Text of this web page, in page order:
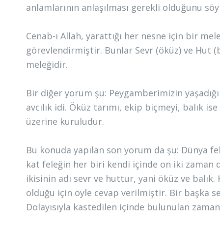
anlamlarının anlaşılması gerekli olduğunu
Cenab-ı Allah, yarattığı her nesne için bir
görevlendirmiştir. Bunlar Sevr (öküz) ve Hut
meleğidir.
Bir diğer yorum şu: Peygamberimizin
avcılık idi. Öküz tarımı, ekip biçmeyi, balık
üzerine kuruludur.
Bu konuda yapılan son yorum da şu: Dünya
kat feleğin her biri kendi içinde on iki
ikisinin adı sevr ve huttur, yani öküz ve
olduğu için öyle cevap verilmiştir. Bir başka
Dolayısıyla kastedilen içinde bulunulan